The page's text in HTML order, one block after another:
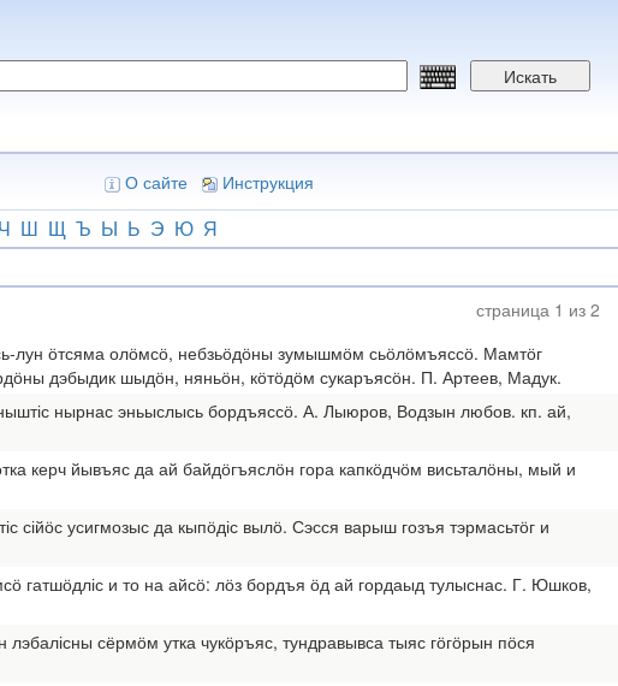
Искать
О сайте Инструкция
Ч Ш Щ Ъ Ы Ь Э Ю Я
страница 1 из 2
лун ӧтсяма олӧмсӧ, небзьӧдӧны зумышмӧм сьӧлӧмъяссӧ. Мамтӧг
дэбыдик шыдӧн, няньӧн, кӧтӧдӧм сукаръясӧн. П. Артеев, Мадук.
нырнас эньыслысь бордъяссӧ. А. Лыюров, Водзын любов. кп. ай,
керч йывъяс да ай байдӧгъяслӧн гора капкӧдчӧм висьталӧны, мый и
усигмозыс да кыпӧдіс вылӧ. Сэсся варыш гозъя тэрмасьтӧг и
гатшӧдліс и то на айсӧ: лӧз бордъя ӧд ай гордаыд тулыснас. Г. Юшков,
сёрмӧм утка чукӧръяс, тундравывса тыяс гӧгӧрын пӧся